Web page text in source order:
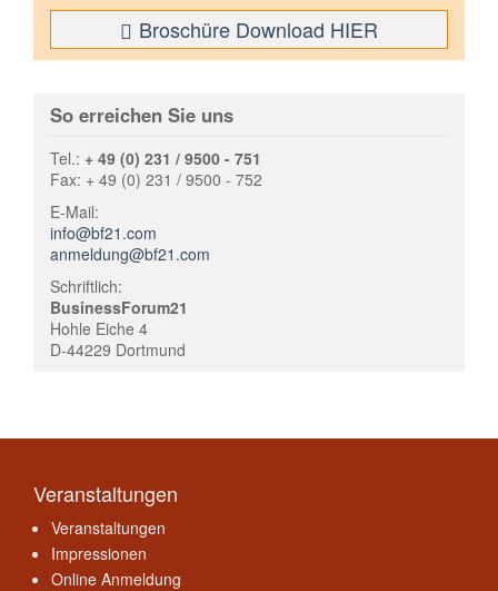
Broschüre Download HIER
So erreichen Sie uns
Tel.: + 49 (0) 231 / 9500 - 751
Fax: + 49 (0) 231 / 9500 - 752
E-Mail:
info@bf21.com
anmeldung@bf21.com
Schriftlich:
BusinessForum21
Hohle Eiche 4
D-44229 Dortmund
Veranstaltungen
Veranstaltungen
Impressionen
Online Anmeldung